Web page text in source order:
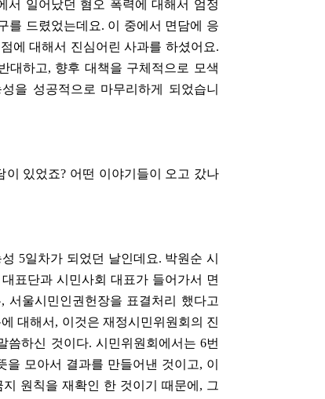
서 일어났던 혐오 폭력에 대해서 엄정
를 드렸었는데요. 이 중에서 면담에 응
에 대해서 진심어린 사과를 하셨어요.
대하고, 향후 대책을 구체적으로 모색
을 성공적으로 마무리하게 되었습니
있었죠? 어떤 이야기들이 오고 갔나
5일차가 되었던 날인데요. 박원순 시
표단과 시민사회 대표가 들어가서 면
서울시민인권헌장을 표결처리 했다고
대해서, 이것은 재정시민위원회의 진
씀하신 것이다. 시민위원회에서는 6번
모아서 결과를 만들어낸 것이고, 이
원칙을 재확인 한 것이기 때문에, 그